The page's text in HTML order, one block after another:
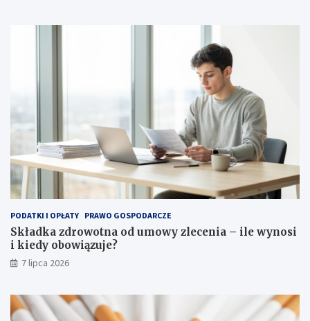
PODATKI I OPŁATY PRAWO GOSPODARCZE
Składka zdrowotna od umowy zlecenia – ile wynosi
i kiedy obowiązuje?
7 lipca 2026